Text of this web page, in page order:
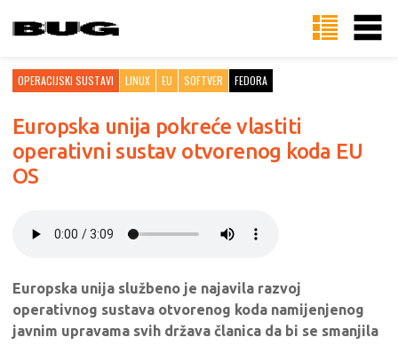
OPERACIJSKI SUSTAVI LINUX EU SOFTVER FEDORA
Europska unija pokreće vlastiti
operativni sustav otvorenog koda EU
OS
Europska unija službeno je najavila razvoj
operativnog sustava otvorenog koda namijenjenog
javnim upravama svih država članica da bi se smanjila